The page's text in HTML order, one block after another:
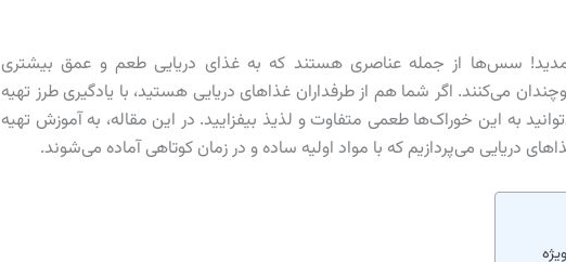
سس‌ها از جمله عناصری هستند که به غذای دریایی طعم و عمق بیشتری
می‌کنند. اگر شما هم از طرفداران غذاهای دریایی هستید، با یادگیری طرز تهیه
به این خوراک‌ها طعمی متفاوت و لذیذ بیفزایید. در این مقاله، به آموزش تهیه
دریایی می‌پردازیم که با مواد اولیه ساده و در زمان کوتاهی آماده می‌شوند.